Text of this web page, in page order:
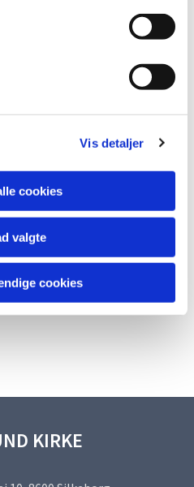
Vis detaljer
cookies
valgte
cookies
KIRKE